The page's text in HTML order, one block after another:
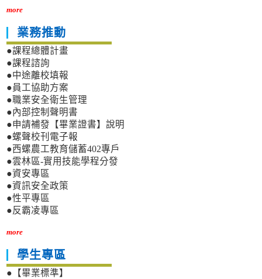
more
業務推動
●課程總體計畫
●課程諮詢
●中途離校填報
●員工協助方案
●職業安全衛生管理
●內部控制聲明書
●申請補發【畢業證書】說明
●螺聲校刊電子報
●西螺農工教育儲蓄402專戶
●雲林區-實用技能學程分發
●資安專區
●資訊安全政策
●性平專區
●反霸凌專區
more
學生專區
●【畢業標準】